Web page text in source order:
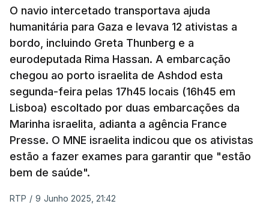
O navio intercetado transportava ajuda
humanitária para Gaza e levava 12 ativistas a
bordo, incluindo Greta Thunberg e a
eurodeputada Rima Hassan. A embarcação
chegou ao porto israelita de Ashdod esta
segunda-feira pelas 17h45 locais (16h45 em
Lisboa) escoltado por duas embarcações da
Marinha israelita, adianta a agência France
Presse. O MNE israelita indicou que os ativistas
estão a fazer exames para garantir que "estão
bem de saúde".
RTP / 9 Junho 2025, 21:42